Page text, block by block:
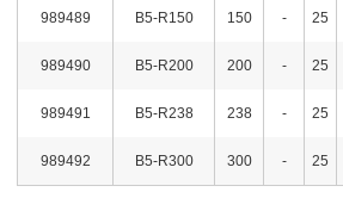
989489 B5-R150 150 - 25
989490 B5-R200 200 - 25
989491 B5-R238 238 - 25
989492 B5-R300 300 - 25